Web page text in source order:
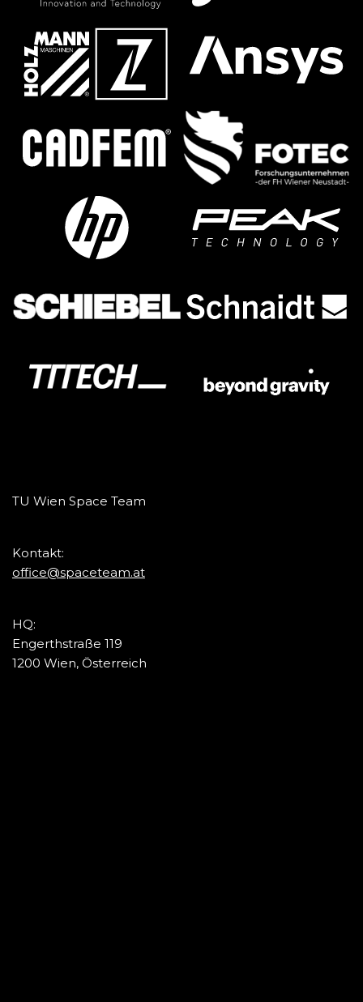
TU Wien Space Team
Kontakt:
office@spaceteam.at
HQ:
Engerthstraße 119
1200 Wien, Österreich